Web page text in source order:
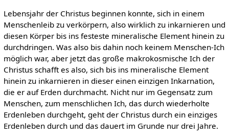
Lebensjahr der Christus beginnen konnte, sich in einem
Menschenleib zu verkörpern, also wirklich zu inkarnieren und
diesen Körper bis ins festeste mineralische Element hinein zu
durchdringen. Was also bis dahin noch keinem Menschen-Ich
möglich war, aber jetzt das große makrokosmische Ich der
Christus schafft es also, sich bis ins mineralische Element
hinein zu inkarnieren in dieser einen einzigen Inkarnation,
die er auf Erden durchmacht. Nicht nur im Gegensatz zum
Menschen, zum menschlichen Ich, das durch wiederholte
Erdenleben durchgeht, geht der Christus durch ein einziges
Erdenleben durch und das dauert im Grunde nur drei Jahre.